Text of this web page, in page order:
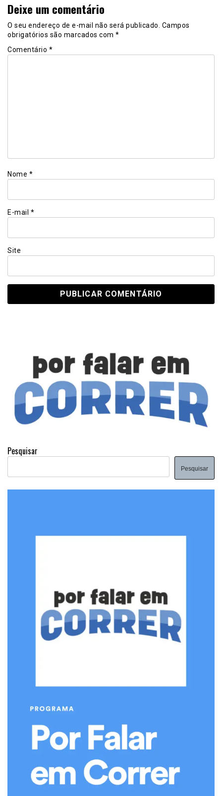
Deixe um comentário
O seu endereço de e-mail não será publicado. Campos
obrigatórios são marcados com *
Comentário *
Nome *
E-mail *
Site
Pesquisar
Pesquisar